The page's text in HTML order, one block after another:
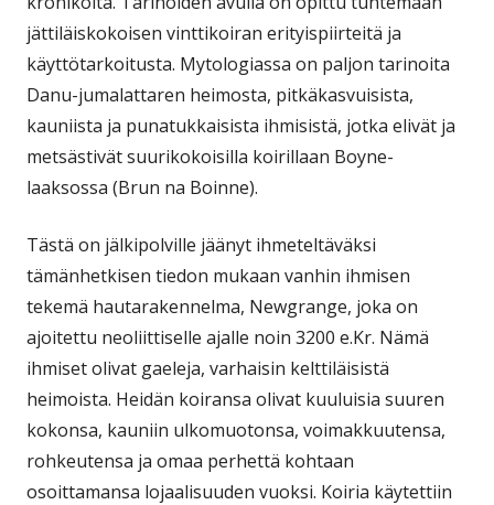
jättiläiskokoisen vinttikoiran erityispiirteitä ja
käyttötarkoitusta. Mytologiassa on paljon tarinoita
Danu-jumalattaren heimosta, pitkäkasvuisista,
kauniista ja punatukkaisista ihmisistä, jotka elivät ja
metsästivät suurikokoisilla koirillaan Boyne-
laaksossa (Brun na Boinne).
Tästä on jälkipolville jäänyt ihmeteltäväksi
tämänhetkisen tiedon mukaan vanhin ihmisen
tekemä hautarakennelma, Newgrange, joka on
ajoitettu neoliittiselle ajalle noin 3200 e.Kr. Nämä
ihmiset olivat gaeleja, varhaisin kelttiläisistä
heimoista. Heidän koiransa olivat kuuluisia suuren
kokonsa, kauniin ulkomuotonsa, voimakkuutensa,
rohkeutensa ja omaa perhettä kohtaan
osoittamansa lojaalisuuden vuoksi. Koiria käytettiin